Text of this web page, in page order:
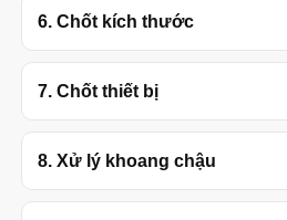
6. Chốt kích thước
7. Chốt thiết bị
8. Xử lý khoang chậu